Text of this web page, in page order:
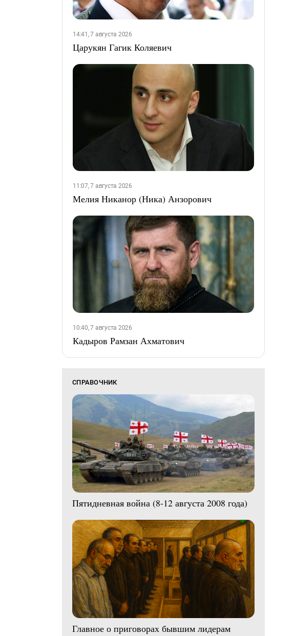
14:41, 7 августа 2026
Царукян Гагик Коляевич
11:07, 7 августа 2026
Мелия Никанор (Ника) Анзорович
10:40, 7 августа 2026
Кадыров Рамзан Ахматович
СПРАВОЧНИК
Пятидневная война (8-12 августа 2008 года)
Главное о приговорах бывшим лидерам